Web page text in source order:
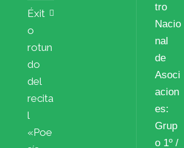
Éxit
o
rotun
do
del
recita
l
«Poe
tro
Nacio
nal
de
Asoci
acion
es:
Grup
o 1º /